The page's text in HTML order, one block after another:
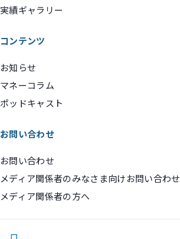
実績ギャラリー
コンテンツ
お知らせ
マネーコラム
ポッドキャスト
お問い合わせ
お問い合わせ
メディア関係者のみなさま向けお問い合わせ
メディア関係者の方へ